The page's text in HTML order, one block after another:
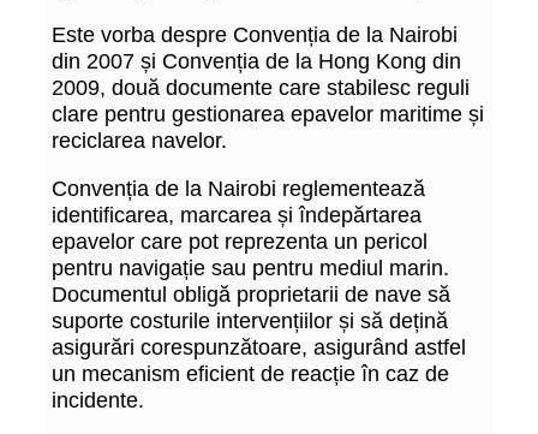
Este vorba despre Convenția de la Nairobi
din 2007 și Convenția de la Hong Kong din
2009, două documente care stabilesc reguli
clare pentru gestionarea epavelor maritime și
reciclarea navelor.
Convenția de la Nairobi reglementează
identificarea, marcarea și îndepărtarea
epavelor care pot reprezenta un pericol
pentru navigație sau pentru mediul marin.
Documentul obligă proprietarii de nave să
suporte costurile intervențiilor și să dețină
asigurări corespunzătoare, asigurând astfel
un mecanism eficient de reacție în caz de
incidente.